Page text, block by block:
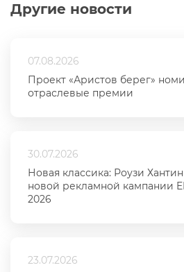
Другие новости
07.08.2026
Проект «Аристов берег»
отраслевые премии
30.07.2026
Новая классика: Роузи
новой рекламной кампании
2026
23.07.2026